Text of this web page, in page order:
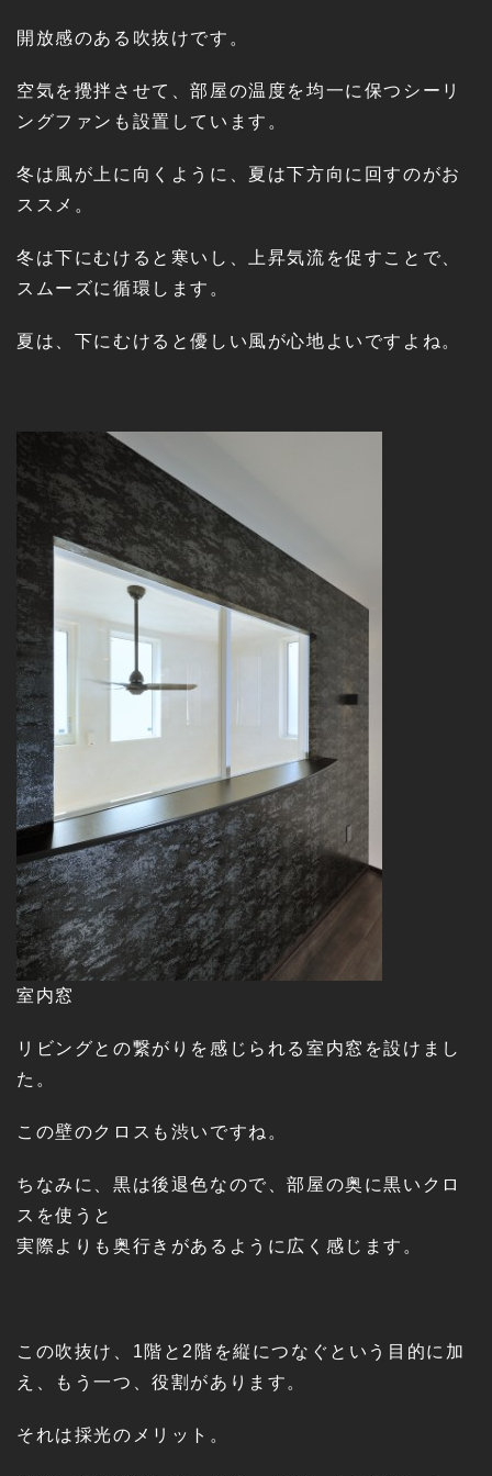
開放感のある吹抜けです。
空気を攪拌させて、部屋の温度を均一に保つシーリ
ングファンも設置しています。
冬は風が上に向くように、夏は下方向に回すのがお
ススメ。
冬は下にむけると寒いし、上昇気流を促すことで、
スムーズに循環します。
夏は、下にむけると優しい風が心地よいですよね。
室内窓
リビングとの繋がりを感じられる室内窓を設けまし
た。
この壁のクロスも渋いですね。
ちなみに、黒は後退色なので、部屋の奥に黒いクロ
スを使うと
実際よりも奥行きがあるように広く感じます。
この吹抜け、1階と2階を縦につなぐという目的に加
え、もう一つ、役割があります。
それは採光のメリット。